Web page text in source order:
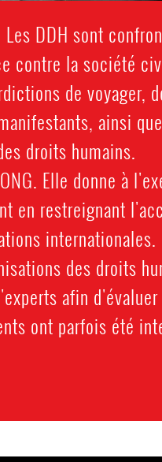
DDH sont
contre la société
de voyager,
ainsi
droits humains.
Elle donne à
en restreignant
internationales.
des droits
afin
ont parfois été